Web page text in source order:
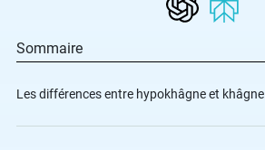
Sommaire
Les différences entre hypokhâgne et khâgne